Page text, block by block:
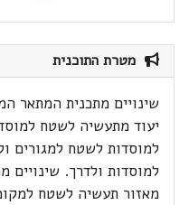
מטרת התוכנית
שינויים מתכנית המתאר
יעוד מתעשיה לשטח
למוסדות לשטח למגורים
מאזור תעשיה לשטח